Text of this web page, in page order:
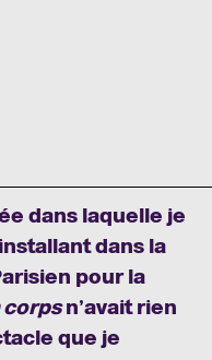
dans laquelle je
dans la
pour la
corpsn’avait rien
que je